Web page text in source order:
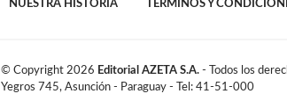
NUESTRA HISTORIA TÉRMINOS Y
© Copyright 2026 Editorial AZETA S.A. - Todos los
Yegros 745, Asunción - Paraguay - Tel: 41-51-000